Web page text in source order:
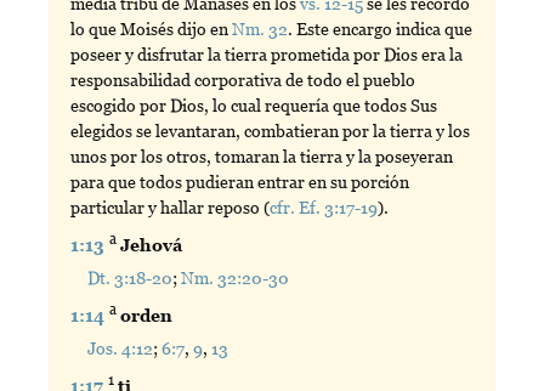
media tribu de Manasés en losvs. 12-15se les recordó
lo que Moisés dijo enNm. 32. Este encargo indica que
poseer y disfrutar la tierra prometida por Dios era la
responsabilidad corporativa de todo el pueblo
escogido por Dios, lo cual requería que todos Sus
elegidos se levantaran, combatieran por la tierra y los
unos por los otros, tomaran la tierra y la poseyeran
para que todos pudieran entrar en su porción
particular y hallar reposo (cfr. Ef. 3:17-19).
1:13a Jehová
Dt. 3:18-20;Nm. 32:20-30
1:14a orden
Jos. 4:12;6:7,9, 13
1:171 ti